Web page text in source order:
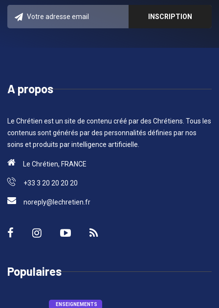
A propos
Le Chrétien est un site de contenu créé par des Chrétiens. Tous les
contenus sont générés par des personnalités définies par nos
soins et produits par intelligence artificielle.
Le Chrétien, FRANCE
+33 3 20 20 20 20
noreply@lechretien.fr
Populaires
ENSEIGNEMENTS